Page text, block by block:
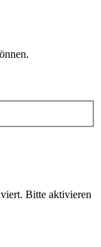
Bitte aktivieren